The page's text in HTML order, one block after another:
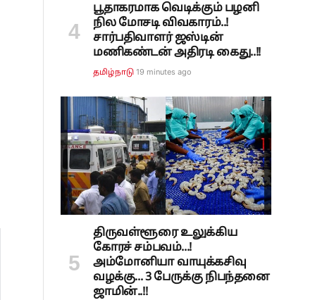
பூதாகரமாக வெடிக்கும் பழனி
நில மோசடி விவகாரம்..!
சார்பதிவாளர் ஜஸ்டின்
மணிகண்டன் அதிரடி கைது..!!
தமிழ்நாடு 19 minutes ago
திருவள்ளூரை உலுக்கிய
கோரச் சம்பவம்...!
அம்மோனியா வாயுக்கசிவு
வழக்கு... 3 பேருக்கு நிபந்தனை
ஜாமின்..!!